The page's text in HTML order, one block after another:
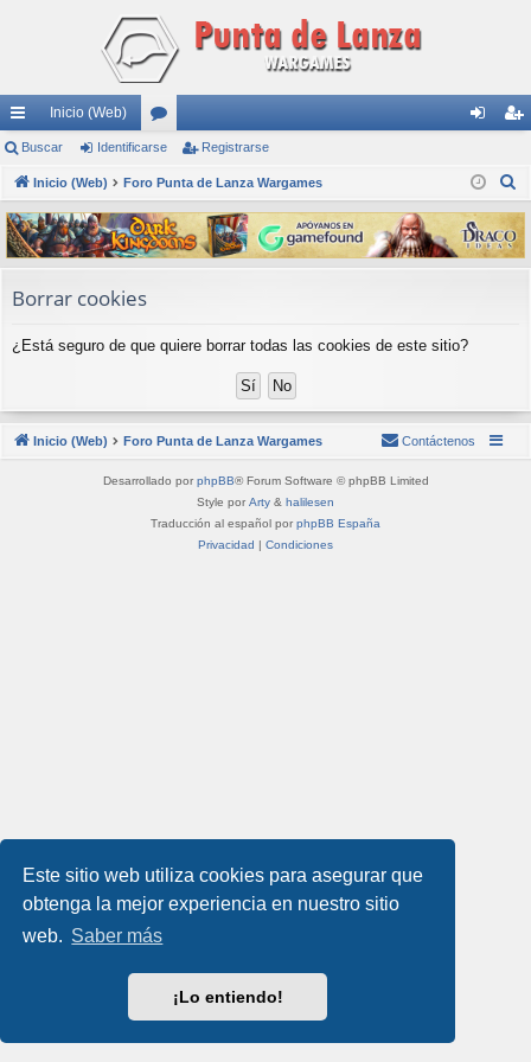
Este sitio web utiliza cookies para asegurar que
obtenga la mejor experiencia en nuestro sitio
web. Saber más
¡Lo entiendo!
nl
ac
es
rá
pi
Inicio (Web)
or
os nti
fic
ar
ist
ra
rs
Buscar Identificarse Registrarse
Inicio (Web) Foro Punta de Lanza Wargames
s
c
Borrar cookies
¿Está seguro de que quiere borrar todas las cookies de este sitio?
Inicio (Web) Foro Punta de Lanza Wargames Contáctenos
Desarrollado por phpBB® Forum Software © phpBB Limited
Style por Arty & halilesen
Traducción al español por phpBB España
Privacidad | Condiciones